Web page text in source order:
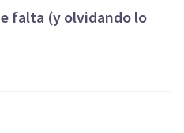
falta (y olvidando lo